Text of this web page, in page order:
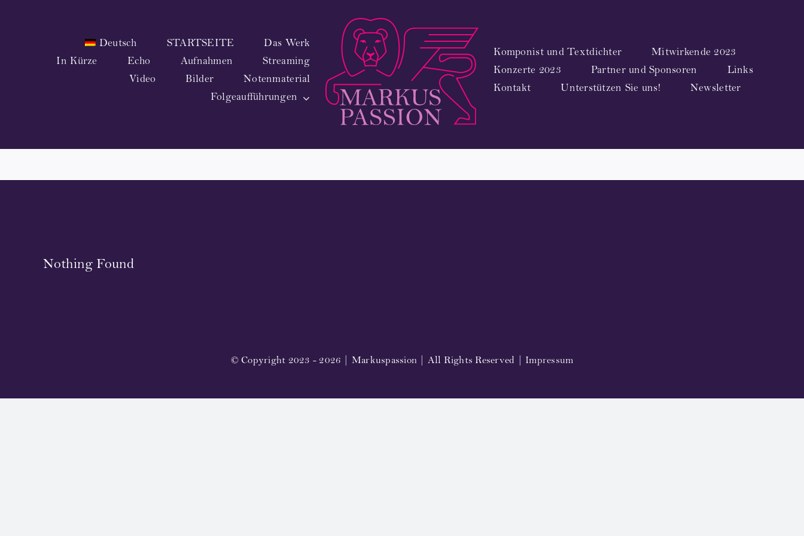
Deutsch STARTSEITE
Das Werk
In Kürze
Echo Aufnahmen
Streaming
Video
Bilder
Notenmaterial
Folgeaufführungen
Komponist und Textdichter
Mitwirkende 2023
Konzerte 2023
Partner und Sponsoren
Links
Kontakt
Unterstützen Sie uns! Newsletter
nikolaus
0
Nothing Found
© Copyright 2023 - 2026 | Markuspassion | All Rights Reserved | Impressum